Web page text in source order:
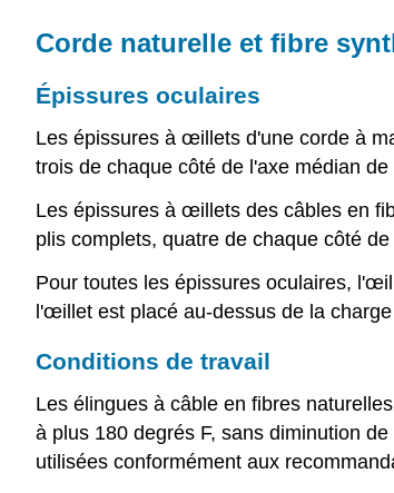
Corde naturelle et fibre
Épissures oculaires
Les épissures à œillets d'une corde à
trois de chaque côté de l'axe médian de
Les épissures à œillets des câbles en
plis complets, quatre de chaque côté
Pour toutes les épissures oculaires,
l'œillet est placé au-dessus de la
Conditions de travail
Les élingues à câble en fibres
à plus 180 degrés F, sans diminution
utilisées conformément aux